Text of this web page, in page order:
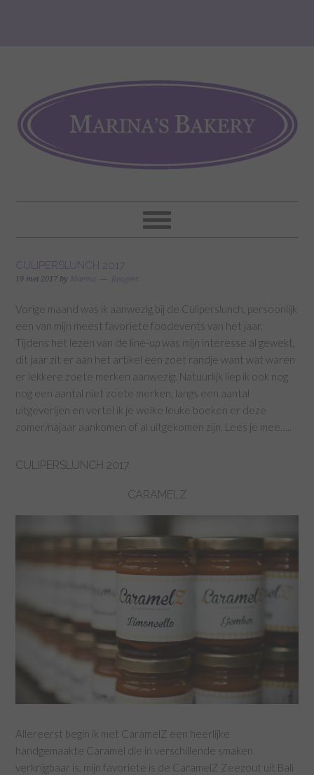
CULIPERSLUNCH 2017
19 mei 2017 by Marina Reageer
Vorige maand was ik aanwezig bij de Culiperslunch, persoonlijk
een van mijn meest favoriete foodevents van het jaar.
Tijdens het lezen van de line-up was mijn interesse al gewekt,
dit jaar zit er aan het artikel een zoet randje want wat waren
er lekkere zoete merken aanwezig. Natuurlijk liep ik ook nog
nog een aantal niet zoete merken, langs een aantal
uitgeverijen en vertel ik je welke leuke boeken er deze
zomer/najaar aankomen of al uitgekomen zijn. Lees je mee…..
CULIPERSLUNCH 2017
CARAMELZ
Allereerst begin ik met CaramelZ een heerlijke
handgemaakte Caramel die in verschillende smaken
verkrijgbaar is, mijn favoriete is de CaramelZ Zeezout uit Bali